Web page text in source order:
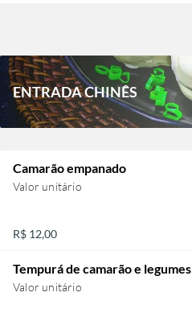
ENTRADA CHINÊS
Camarão empanado
Valor unitário
R$ 12,00
Tempurá de camarão e legumes
Valor unitário